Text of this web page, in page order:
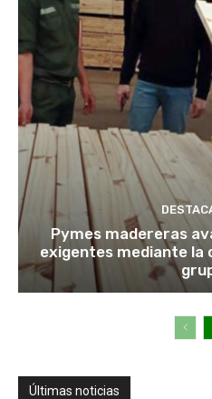
Pymes madereras
exigentes mediante la
Últimas noticias